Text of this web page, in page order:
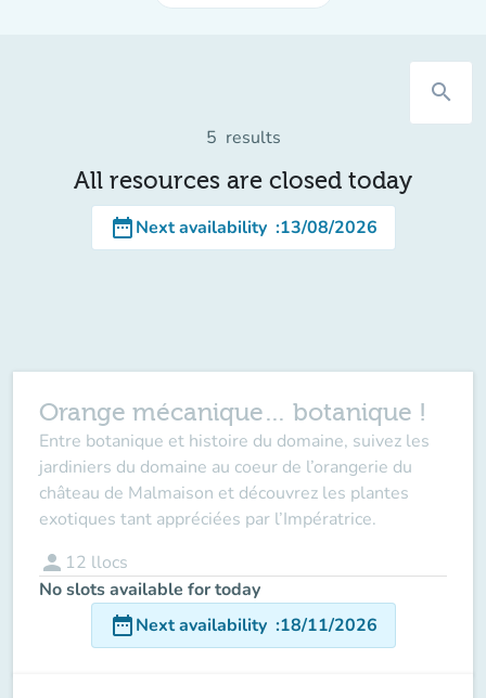
search
5 results
All resources are closed today
date_rangeNext availability :13/08/2026
Orange mécanique… botanique !
Entre botanique et histoire du domaine, suivez les
jardiniers du domaine au coeur de l’orangerie du
château de Malmaison et découvrez les plantes
exotiques tant appréciées par l’Impératrice.
person 12 llocs
No slots available for today
date_rangeNext availability :18/11/2026